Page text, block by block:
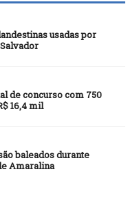
usadas por
de concurso com 750
16,4 mil
baleados durante
Amaralina